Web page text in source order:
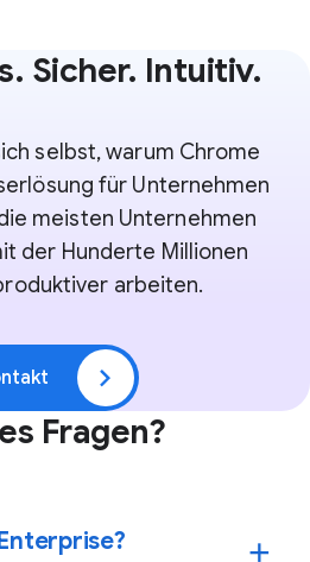
Sicher. Intuitiv.
selbst, warum Chrome
für Unternehmen
meisten Unternehmen
der Hunderte Millionen
arbeiten.
Fragen?